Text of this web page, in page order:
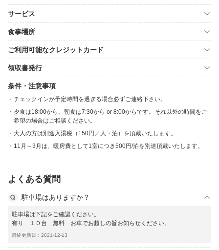
サービス
食事場所
ご利用可能なクレジットカード
領収書発行
条件・注意事項
チェックインが予定時間を過ぎる場合必ずご連絡下さい。
夕食は18:00から、朝食は7:30から or 8:00からです。それ以外の時間をご
希望の場合はご相談ください。
大人の方は別途入湯税（150円／人・泊）を頂戴いたします。
11月～3月は、暖房費として1室につき500円/泊を別途頂戴いたします。
よくある質問
駐車場はありますか？
駐車場は下記をご確認ください。
有り １０台 無料 お車でお越しの旨お知らせください。
最終更新日：2021-12-13